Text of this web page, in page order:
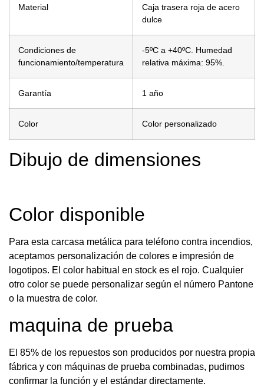
Material
Caja trasera roja de acero
dulce
Condiciones de
funcionamiento/temperatura
-5ºC a +40ºC. Humedad
relativa máxima: 95%.
Garantía 1 año
Color Color personalizado
Dibujo de dimensiones
Color disponible
Para esta carcasa metálica para teléfono contra incendios,
aceptamos personalización de colores e impresión de
logotipos. El color habitual en stock es el rojo. Cualquier
otro color se puede personalizar según el número Pantone
o la muestra de color.
maquina de prueba
El 85% de los repuestos son producidos por nuestra propia
fábrica y con máquinas de prueba combinadas, pudimos
confirmar la función y el estándar directamente.